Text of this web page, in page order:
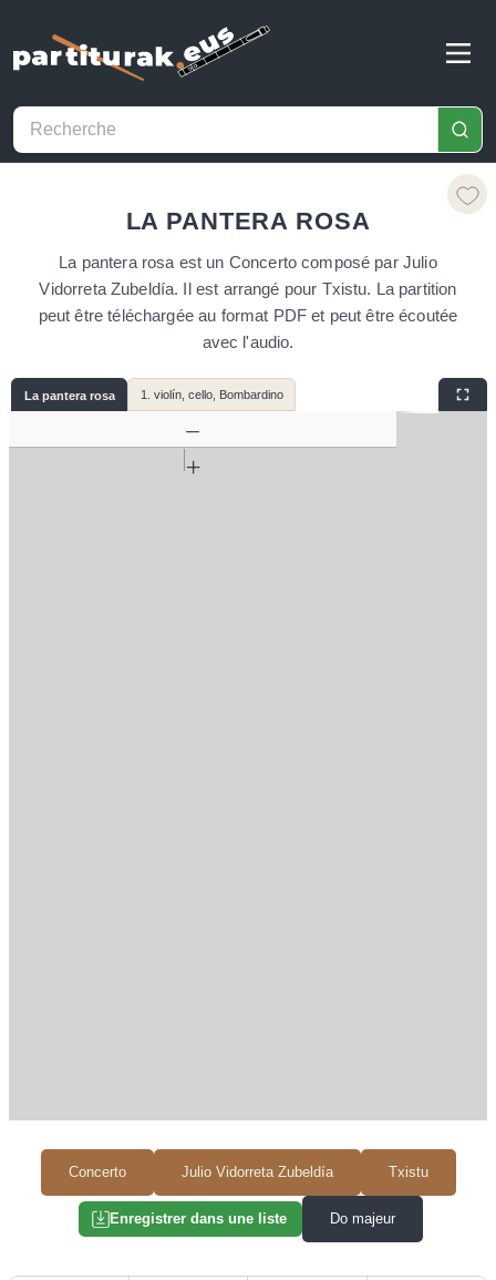
LA PANTERA ROSA
Concerto Julio Vidorreta Zubeldía Txistu
Enregistrer dans une liste Do majeur
La pantera rosa est un Concerto composé par Julio
Vidorreta Zubeldía. Il est arrangé pour Txistu. La partition
peut être téléchargée au format PDF et peut être écoutée
avec l'audio.
La pantera rosa 1. violín, cello, Bombardino